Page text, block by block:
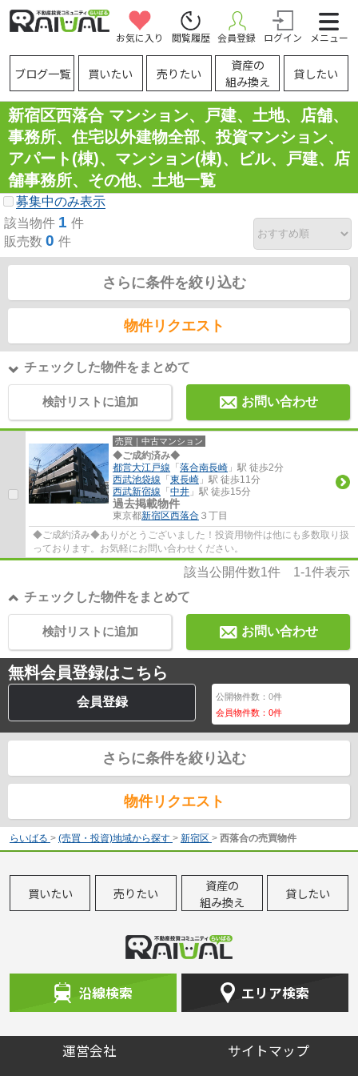
お気に入り 閲覧履歴 会員登録 ログイン メニュー
ブログ一覧 買いたい 売りたい
資産の
組み換え
貸したい
新宿区西落合 マンション、戸建、土地、店舗、
事務所、住宅以外建物全部、投資マンション、
アパート(棟)、マンション(棟)、ビル、戸建、店
舗事務所、その他、土地一覧
募集中のみ表示
該当物件 1 件
販売数 0 件
さらに条件を絞り込む
物件リクエスト
チェックした物件をまとめて
検討リストに追加 お問い合わせ
売買｜中古マンション
◆ご成約済み◆
都営大江戸線 「落合南長崎 」駅 徒歩2分
西武池袋線 「東長崎 」駅 徒歩11分
西武新宿線 「中井 」駅 徒歩15分
過去掲載物件
東京都新宿区西落合 ３丁目
◆ご成約済み◆ありがとうございました！投資用物件は他にも多数取り扱
っております。お気軽にお問い合わせください。
該当公開件数1件 1-1件表示
チェックした物件をまとめて
お問い合わせ
検討リストに追加
無料会員登録はこちら
会員登録 公開物件数：0件
会員物件数：0件
さらに条件を絞り込む
物件リクエスト
らいばる > (売買・投資)地域から探す > 新宿区 > 西落合の売買物件
買いたい 売りたい
資産の
組み換え
貸したい
沿線検索 エリア検索
運営会社 サイトマップ